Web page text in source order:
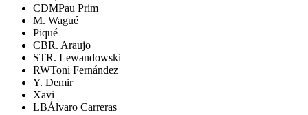
CDMPau Prim
M. Wagué
Piqué
CBR. Araujo
STR. Lewandowski
RWToni Fernández
Y. Demir
Xavi
LBÁlvaro Carreras